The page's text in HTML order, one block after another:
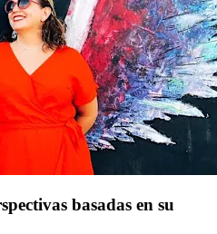
basadas en su